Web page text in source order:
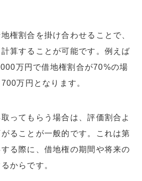
権割合を掛け合わせることで、
算することが可能です。例えば
万円で借地権割合が70%の場
万円となります。
ってもらう場合は、評価割合よ
ることが一般的です。これは第
る際に、借地権の期間や将来の
からです。